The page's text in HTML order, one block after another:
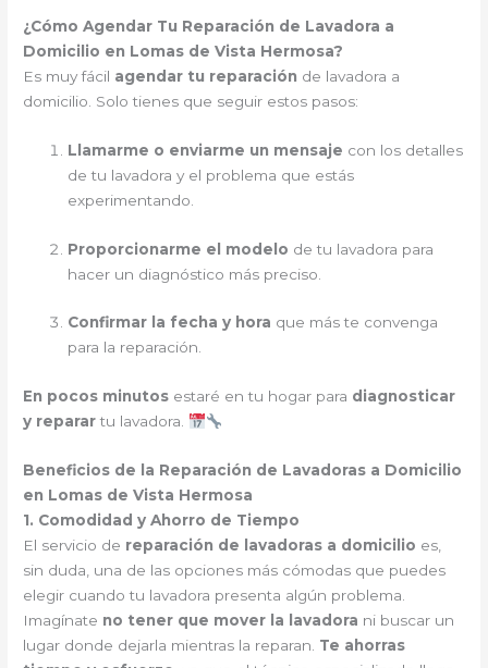
¿Cómo Agendar Tu Reparación de Lavadora a
Domicilio en Lomas de Vista Hermosa?
Es muy fácil agendar tu reparación de lavadora a
domicilio. Solo tienes que seguir estos pasos:
Llamarme o enviarme un mensaje con los detalles
de tu lavadora y el problema que estás
experimentando.
Proporcionarme el modelo de tu lavadora para
hacer un diagnóstico más preciso.
Confirmar la fecha y hora que más te convenga
para la reparación.
En pocos minutos estaré en tu hogar para diagnosticar
y reparartu lavadora.
Beneficios de la Reparación de Lavadoras a Domicilio
en Lomas de Vista Hermosa
1. Comodidad y Ahorro de Tiempo
El servicio de reparación de lavadoras a domicilio es,
sin duda, una de las opciones más cómodas que puedes
elegir cuando tu lavadora presenta algún problema.
Imagínate no tener que mover la lavadora ni buscar un
lugar donde dejarla mientras la reparan. Te ahorras